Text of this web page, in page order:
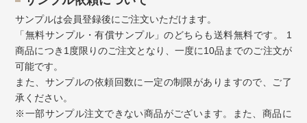
サンプルは会員登録後にご注文いただけます。
「無料サンプル・有償サンプル」のどちらも送料無料です。 1
商品につき1度限りのご注文となり、一度に10品までのご注文が
可能です。
また、サンプルの依頼回数に一定の制限がありますので、ご了
承ください。
※一部サンプル注文できない商品がございます。また、商品に